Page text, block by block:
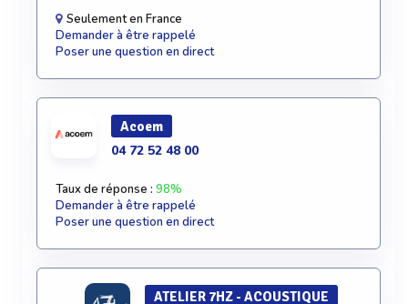
Seulement en France
Demander à être rappelé
Poser une question en direct
Acoem
04 72 52 48 00
Taux de réponse : 98%
Demander à être rappelé
Poser une question en direct
ATELIER 7HZ - ACOUSTIQUE